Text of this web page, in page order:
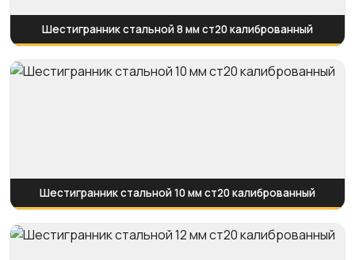
Шестигранник стальной 8 мм ст20 калиброванный
Шестигранник стальной 10 мм ст20 калиброванный